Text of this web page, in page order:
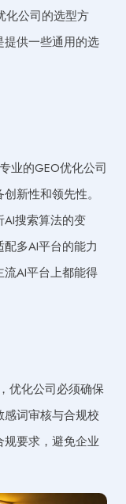
化公司的选型方
供一些通用的选
业的GEO优化公司
新性和领先性。
搜索算法的变
多AI平台的能力
AI平台上都能得
优化公司必须确保
词审核与合规校
要求，避免企业